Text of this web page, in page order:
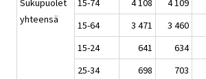
Sukupuolet
yhteensä
15-74 4 108 4 109
15-64
3 471 3 460
15-24
641 634
25-34
698 703